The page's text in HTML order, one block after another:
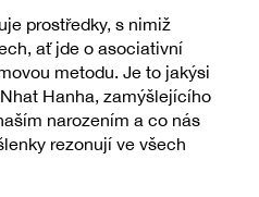
prostředky, s nimiž
ať jde o asociativní
metodu. Je to jakýsi
Hanha, zamýšlejícího
narozením a co nás
rezonují ve všech